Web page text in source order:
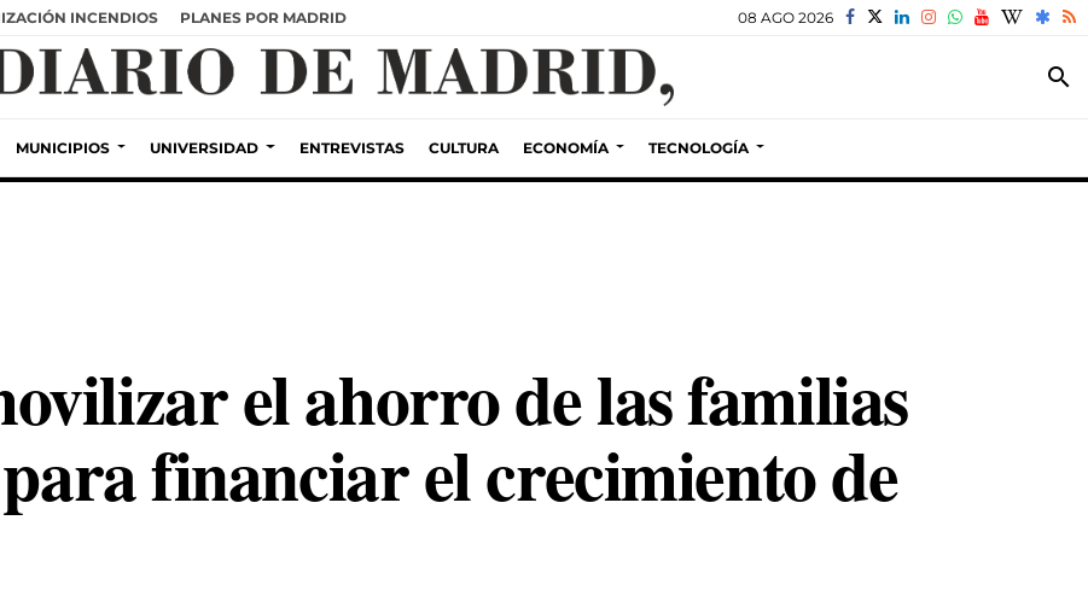
INCENDIOS PLANES POR MADRID 08 AGO 2026
search
MUNICIPIOS UNIVERSIDAD ENTREVISTAS CULTURA ECONOMÍA TECNOLOGÍA
el ahorro de las familias
financiar el crecimiento de